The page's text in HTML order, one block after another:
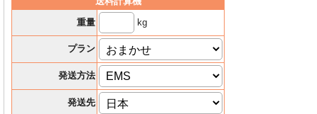
重量
kg
プラン
発送方法
発送先